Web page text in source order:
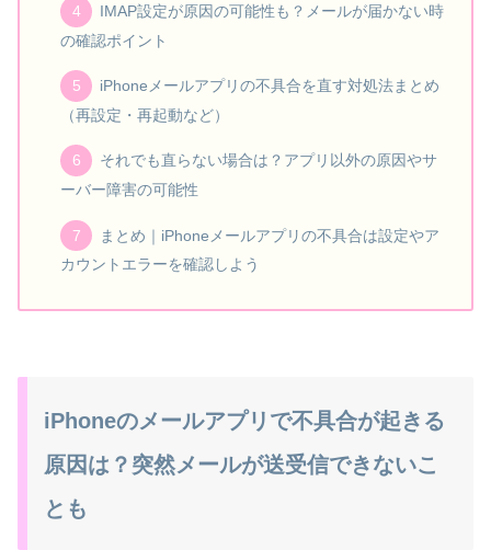
IMAP設定が原因の可能性も？メールが届かない時
の確認ポイント
iPhoneメールアプリの不具合を直す対処法まとめ
（再設定・再起動など）
それでも直らない場合は？アプリ以外の原因やサ
ーバー障害の可能性
まとめ｜iPhoneメールアプリの不具合は設定やア
カウントエラーを確認しよう
iPhoneのメールアプリで不具合が起きる
原因は？突然メールが送受信できないこ
とも